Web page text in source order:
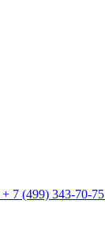
+ 7 (499) 343-70-75